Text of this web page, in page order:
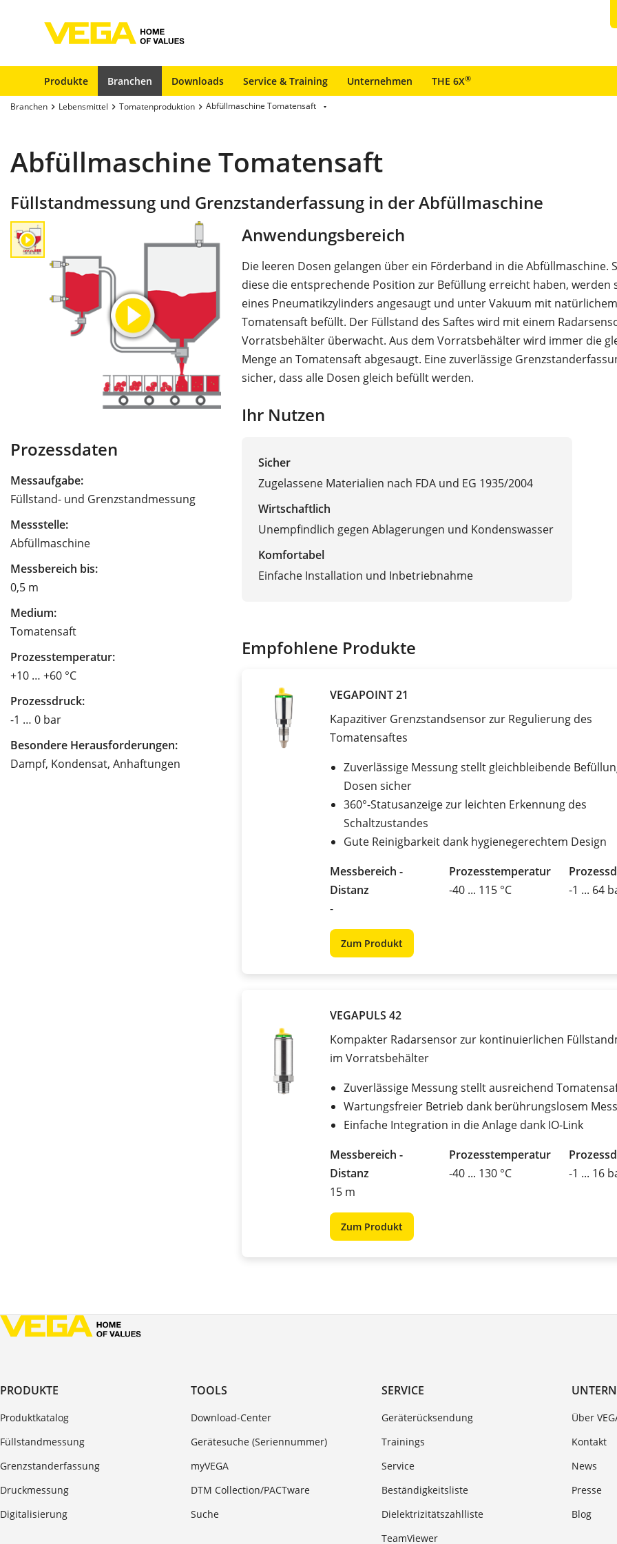
Produkte Branchen Downloads Service & Training Unternehmen THE 6X®
Branchen Lebensmittel Tomatenproduktion Abfüllmaschine Tomatensaft
Abfüllmaschine Tomatensaft
Füllstandmessung und Grenzstanderfassung in der Abfüllmaschine
Prozessdaten
Messaufgabe:
Füllstand- und Grenzstandmessung
Messstelle:
Abfüllmaschine
Messbereich bis:
0,5 m
Medium:
Tomatensaft
Prozesstemperatur:
+10 … +60 °C
Prozessdruck:
-1 … 0 bar
Besondere Herausforderungen:
Dampf, Kondensat, Anhaftungen
Anwendungsbereich
Die leeren Dosen gelangen über ein Förderband in die Abfüllmaschine.
diese die entsprechende Position zur Befüllung erreicht haben, werden
eines Pneumatikzylinders angesaugt und unter Vakuum mit natürlichem
Tomatensaft befüllt. Der Füllstand des Saftes wird mit einem
Vorratsbehälter überwacht. Aus dem Vorratsbehälter wird immer die
Menge an Tomatensaft abgesaugt. Eine zuverlässige
sicher, dass alle Dosen gleich befüllt werden.
Ihr Nutzen
Sicher
Zugelassene Materialien nach FDA und EG 1935/2004
Wirtschaftlich
Unempfindlich gegen Ablagerungen und Kondenswasser
Komfortabel
Einfache Installation und Inbetriebnahme
Empfohlene Produkte
VEGAPOINT 21
Kapazitiver Grenzstandsensor zur Regulierung des
Tomatensaftes
Zuverlässige Messung stellt gleichbleibende
Dosen sicher
360°-Statusanzeige zur leichten Erkennung des
Schaltzustandes
Gute Reinigbarkeit dank hygienegerechtem Design
Messbereich -
Distanz
-
Prozesstemperatur
-40 ... 115 °C
-1 ... 64
Zum Produkt
VEGAPULS 42
Kompakter Radarsensor zur kontinuierlichen
im Vorratsbehälter
Zuverlässige Messung stellt ausreichend
Wartungsfreier Betrieb dank berührungslosem
Einfache Integration in die Anlage dank IO-Link
Messbereich -
Distanz
15 m
Prozesstemperatur
-40 ... 130 °C
-1 ... 16
Zum Produkt
PRODUKTE
Produktkatalog
Füllstandmessung
Grenzstanderfassung
Druckmessung
Digitalisierung
TOOLS
Download-Center
Gerätesuche (Seriennummer)
myVEGA
DTM Collection/PACTware
Suche
SERVICE
Geräterücksendung
Trainings
Service
Beständigkeitsliste
Dielektrizitätszahlliste
TeamViewer
Über
Kontakt
News
Presse
Blog